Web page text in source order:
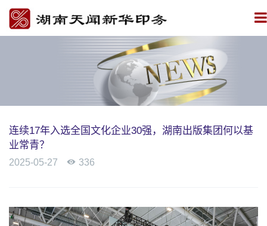
连续17年入选全国文化企业30强，湖南出版集团何以基
业常青？
2025-05-27  336